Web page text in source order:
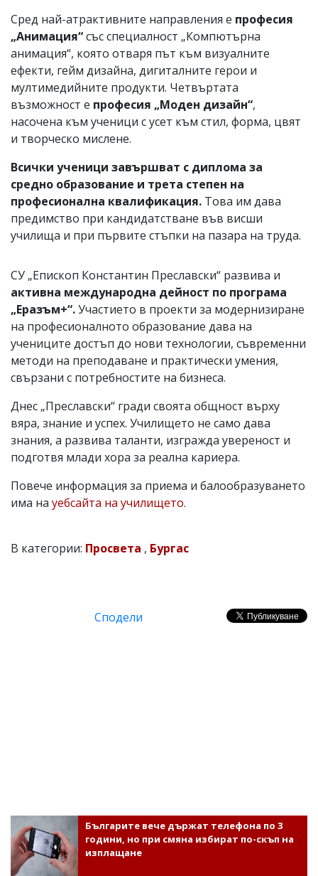
Сред най-атрактивните направления е професия
„Анимация“със специалност „Компютърна
анимация“, която отваря път към визуалните
ефекти, гейм дизайна, дигиталните герои и
мултимедийните продукти. Четвъртата
възможност е професия „Моден дизайн“,
насочена към ученици с усет към стил, форма, цвят
и творческо мислене.
Всички ученици завършват с диплома за
средно образование и трета степен на
професионална квалификация. Това им дава
предимство при кандидатстване във висши
училища и при първите стъпки на пазара на труда.
СУ „Епископ Константин Преславски“ развива и
активна международна дейност по програма
„Еразъм+“.Участието в проекти за модернизиране
на професионалното образование дава на
учениците достъп до нови технологии, съвременни
методи на преподаване и практически умения,
свързани с потребностите на бизнеса.
Днес „Преславски“ гради своята общност върху
вяра, знание и успех. Училището не само дава
знания, а развива таланти, изгражда увереност и
подготвя млади хора за реална кариера.
Повече информация за приема и балообразуването
има на уебсайта на училището.
В категории: Просвета , Бургас
Сподели
Българите вече държат телефона по 3
години, но при смяна избират по-скъп на
изплащане